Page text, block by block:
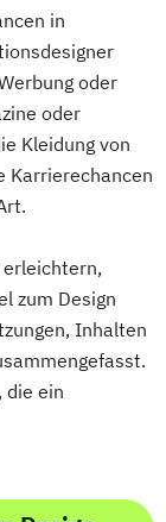
in
oder
oder
Kleidung von
Karrierechancen
erleichtern,
zum Design
Inhalten
die ein